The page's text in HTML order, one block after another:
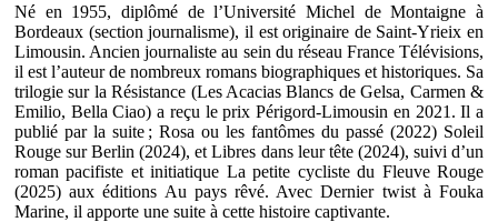
Né en 1955, diplômé de l’Université Michel de Montaigne à
Bordeaux (section journalisme), il est originaire de Saint-Yrieix en
Limousin. Ancien journaliste au sein du réseau France Télévisions,
il est l’auteur de nombreux romans biographiques et historiques. Sa
trilogie sur la Résistance (Les Acacias Blancs de Gelsa, Carmen &
Emilio, Bella Ciao) a reçu le prix Périgord-Limousin en 2021. Il a
publié par la suite ; Rosa ou les fantômes du passé (2022) Soleil
Rouge sur Berlin (2024), et Libres dans leur tête (2024), suivi d’un
roman pacifiste et initiatique La petite cycliste du Fleuve Rouge
(2025) aux éditions Au pays rêvé. Avec Dernier twist à Fouka
Marine, il apporte une suite à cette histoire captivante.